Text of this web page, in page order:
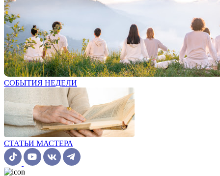
СОБЫТИЯ НЕДЕЛИ
СТАТЬИ МАСТЕРА